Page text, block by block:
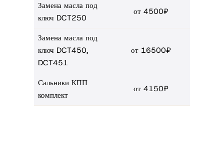
Замена масла под
ключ DCT250
от 4500₽
Замена масла под
ключ DCT450,
DCT451
от 16500₽
Сальники КПП
комплект
от 4150₽